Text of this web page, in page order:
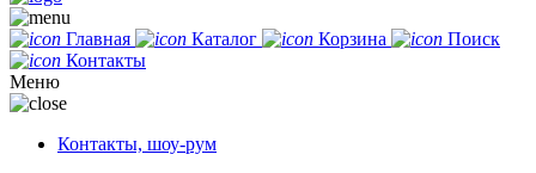
Главная Каталог Корзина
Поиск
Контакты
Меню
Контакты, шоу-рум